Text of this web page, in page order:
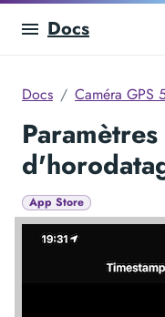
Docs
Docs Caméra GPS
App Store